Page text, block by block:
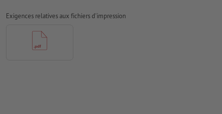
Lescommentairessont supprimés et ne seront ainsi pas
imprimés
Le contenu des
Exigences relatives aux fichiers d'impression